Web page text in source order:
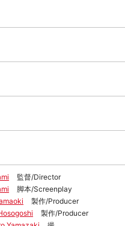
監督/Director
脚本/Screenplay
製作/Producer
製作/Producer